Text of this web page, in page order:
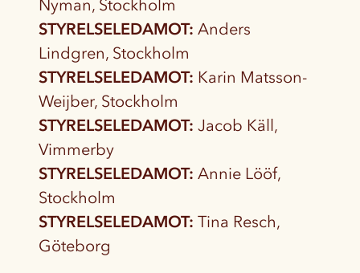
Nyman, Stockholm
STYRELSELEDAMOT: Anders
Lindgren, Stockholm
STYRELSELEDAMOT: Karin Matsson-
Weijber, Stockholm
STYRELSELEDAMOT: Jacob Käll,
Vimmerby
STYRELSELEDAMOT: Annie Lööf,
Stockholm
STYRELSELEDAMOT: Tina Resch,
Göteborg